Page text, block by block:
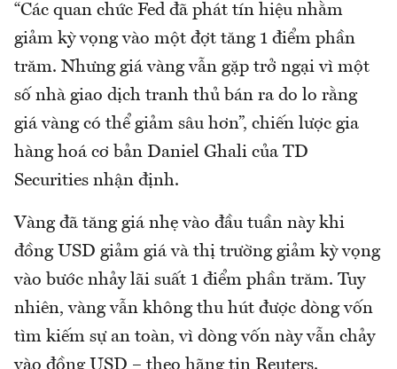
“Các quan chức Fed đã phát tín hiệu nhằm
giảm kỳ vọng vào một đợt tăng 1 điểm phần
trăm. Nhưng giá vàng vẫn gặp trở ngại vì một
số nhà giao dịch tranh thủ bán ra do lo rằng
giá vàng có thể giảm sâu hơn”, chiến lược gia
hàng hoá cơ bản Daniel Ghali của TD
Securities nhận định.
Vàng đã tăng giá nhẹ vào đầu tuần này khi
đồng USD giảm giá và thị trường giảm kỳ vọng
vào bước nhảy lãi suất 1 điểm phần trăm. Tuy
nhiên, vàng vẫn không thu hút được dòng vốn
tìm kiếm sự an toàn, vì dòng vốn này vẫn chảy
vào đồng USD – theo hãng tin Reuters.